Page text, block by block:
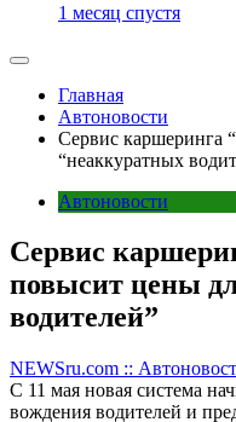
1 месяц спустя
Главная
Автоновости
Сервис каршеринга
“неаккуратных
Автоновости
Сервис
повысит цены
водителей”
NEWSru.com ::
С 11 мая новая система
вождения водителей и